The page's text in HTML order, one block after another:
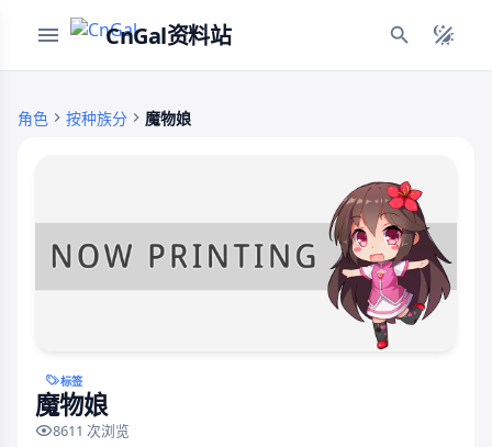
CnGal资料站
角色 按种族分 魔物娘
标签
魔物娘
8611 次浏览